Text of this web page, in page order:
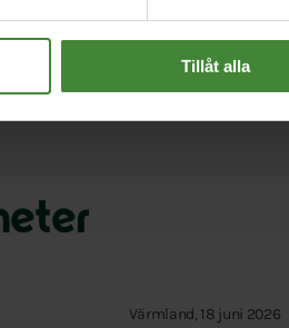
Tillåt alla
Värmland, 18 juni 2026